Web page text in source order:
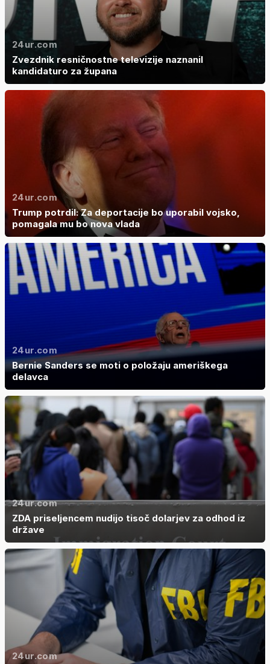
24ur.com
Zvezdnik resničnostne televizije naznanil
kandidaturo za župana
24ur.com
Trump potrdil: Za deportacije bo uporabil vojsko,
pomagala mu bo nova vlada
24ur.com
Bernie Sanders se moti o položaju ameriškega
delavca
24ur.com
ZDA priseljencem nudijo tisoč dolarjev za odhod iz
države
24ur.com